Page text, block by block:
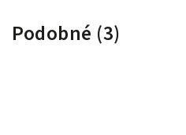
Podobné (3)